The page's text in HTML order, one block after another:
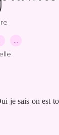
…
je sais on est